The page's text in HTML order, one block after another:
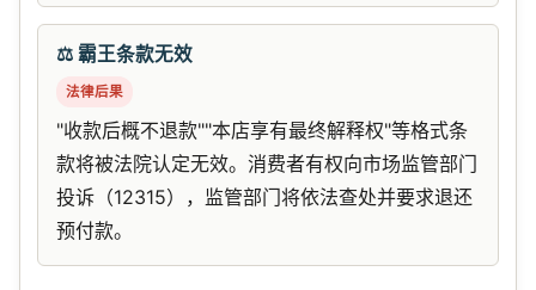
⚖️ 霸王条款无效
法律后果
"收款后概不退款""本店享有最终解释权"等格式条
款将被法院认定无效。消费者有权向市场监管部门
投诉（12315），监管部门将依法查处并要求退还
预付款。